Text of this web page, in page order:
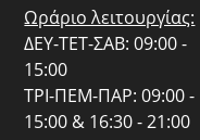
Ωράριο λειτουργίας:
ΔΕΥ-ΤΕΤ-ΣΑΒ: 09:00 -
15:00
ΤΡΙ-ΠΕΜ-ΠΑΡ: 09:00 -
15:00 & 16:30 - 21:00